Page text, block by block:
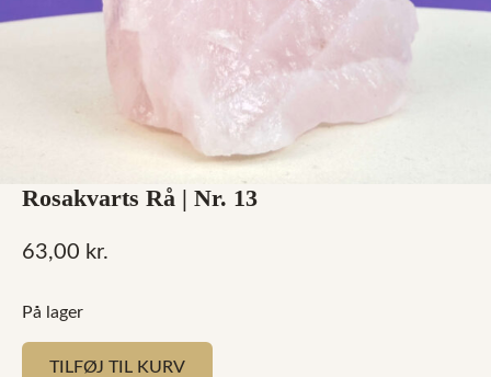
Rosakvarts Rå | Nr. 13
63,00 kr.
På lager
TILFØJ TIL KURV